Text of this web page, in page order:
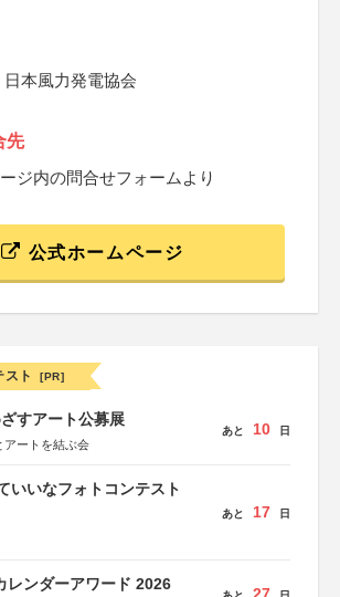
本風力発電協会
先
ジ内の問合せフォームより
公式ホームページ
スト [PR]
すアート公募展
アートを結ぶ会
あと 10 日
いいなフォトコンテスト
あと 17 日
レンダーアワード 2026